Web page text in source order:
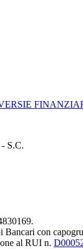
S.C.
con
al RUI n.